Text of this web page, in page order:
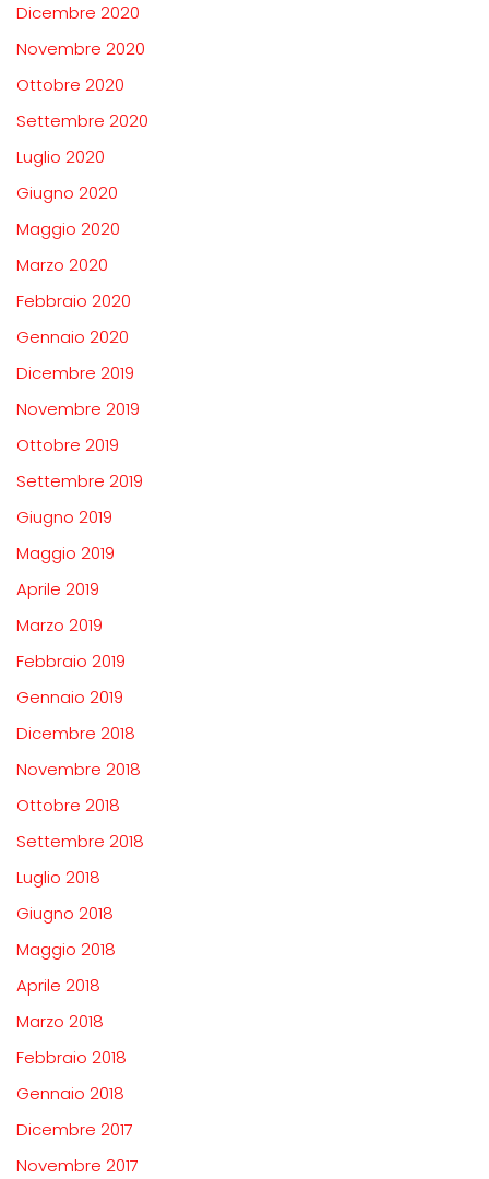
Dicembre 2020
Novembre 2020
Ottobre 2020
Settembre 2020
Luglio 2020
Giugno 2020
Maggio 2020
Marzo 2020
Febbraio 2020
Gennaio 2020
Dicembre 2019
Novembre 2019
Ottobre 2019
Settembre 2019
Giugno 2019
Maggio 2019
Aprile 2019
Marzo 2019
Febbraio 2019
Gennaio 2019
Dicembre 2018
Novembre 2018
Ottobre 2018
Settembre 2018
Luglio 2018
Giugno 2018
Maggio 2018
Aprile 2018
Marzo 2018
Febbraio 2018
Gennaio 2018
Dicembre 2017
Novembre 2017